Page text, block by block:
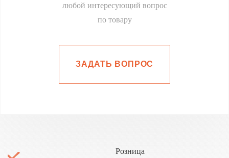
любой интересующий вопрос
по товару
ЗАДАТЬ ВОПРОС
Розница